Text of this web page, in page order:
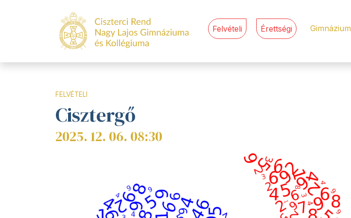
Felvételi Érettségi Gimnázium
FELVÉTELI
Cisztergő
2025. 12. 06. 08:30